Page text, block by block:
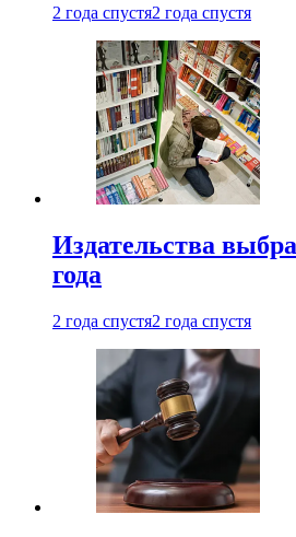
2 года спустя2 года спустя
Издательства
года
2 года спустя2 года спустя